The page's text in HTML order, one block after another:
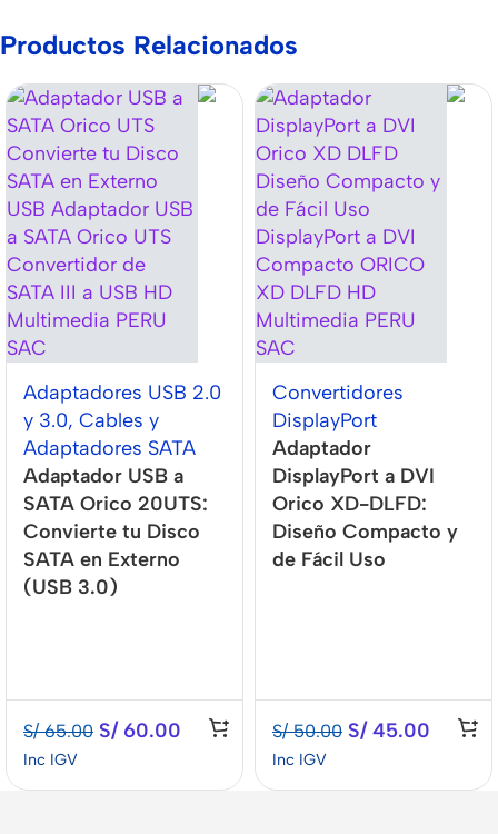
Productos Relacionados
Adaptadores USB 2.0
y 3.0, Cables y
Adaptadores SATA
Adaptador USB a
SATA Orico 20UTS:
Convierte tu Disco
SATA en Externo
(USB 3.0)
S/65.00 S/60.00
Inc IGV
Convertidores
DisplayPort
Adaptador
DisplayPort a DVI
Orico XD-DLFD:
Diseño Compacto y
de Fácil Uso
S/50.00 S/45.00
Inc IGV